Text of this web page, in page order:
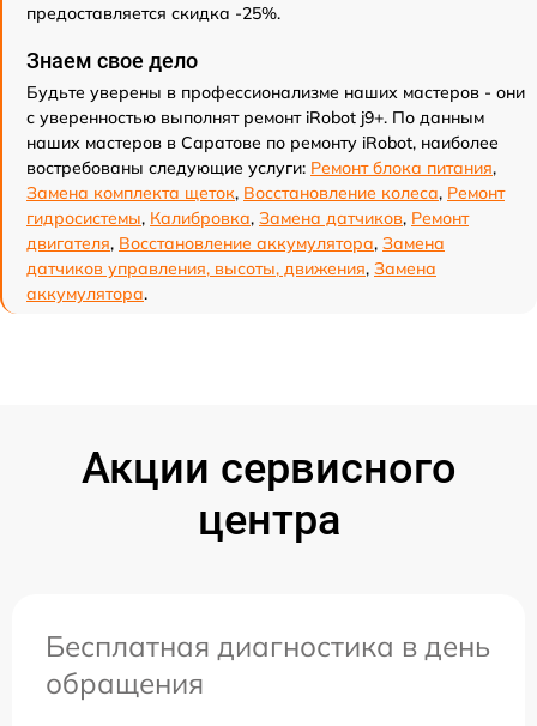
предоставляется скидка -25%.
Знаем свое дело
Будьте уверены в профессионализме наших мастеров - они
с уверенностью выполнят ремонт iRobot j9+. По данным
наших мастеров в Саратове по ремонту iRobot, наиболее
востребованы следующие услуги: Ремонт блока питания,
Замена комплекта щеток, Восстановление колеса, Ремонт
гидросистемы, Калибровка, Замена датчиков, Ремонт
двигателя, Восстановление аккумулятора, Замена
датчиков управления, высоты, движения, Замена
аккумулятора.
Акции сервисного
центра
Бесплатная диагностика в день
обращения